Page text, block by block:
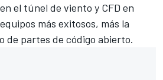
el túnel de viento y CFD en
más exitosos, más la
de partes de código abierto.